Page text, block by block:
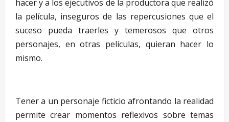
hacer y a los ejecutivos de la productora que realizó
la película, inseguros de las repercusiones que el
suceso pueda traerles y temerosos que otros
personajes, en otras películas, quieran hacer lo
mismo.
Tener a un personaje ficticio afrontando la realidad
permite crear momentos reflexivos sobre temas